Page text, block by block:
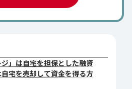
ジ」は自宅を担保とした融資
自宅を売却して資金を得る方